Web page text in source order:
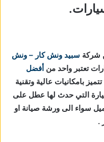
شركة سبيد ونش كار – ونش
تعتبر واحد من أفضل
بامكانيات عالية وتقنية
التي حدث لها عطل على
سواء الى ورشة صيانة او
.